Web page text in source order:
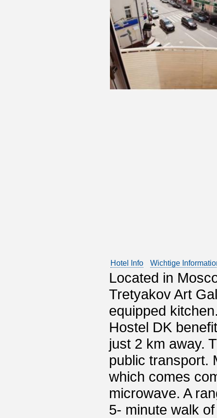
Hotel Info Wichtige
Located in
Tretyakov Art
equipped
Hostel DK
just 2 km away.
public transport.
which comes
microwave. A
5- minute walk